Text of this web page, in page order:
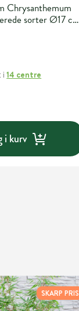
Chrysanthemum
sorter Ø17 cm
i14 centre
i kurv
SKARP PRIS